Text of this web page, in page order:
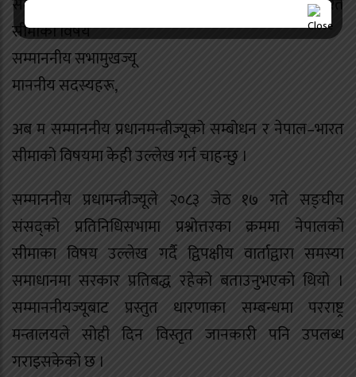
सीमाको विषय
सम्माननीय सभामुखज्यू
माननीय सदस्यहरू,
अब म सम्माननीय प्रधानमन्त्रीज्यूको सम्बोधन र नेपाल–भारत
सीमाको विषयमा केही उल्लेख गर्न चाहन्छु ।
सम्माननीय प्रधामन्त्रीज्यूले २०८३ जेठ १७ गते सङ्घीय
संसद्को प्रतिनिधिसभामा प्रश्नोत्तरका क्रममा नेपालको
सीमाका विषय उल्लेख गर्दै द्विपक्षीय वार्ताद्वारा समस्या
समाधानमा सरकार प्रतिबद्ध रहेको बताउनुभएको थियो ।
सम्माननीयज्यूबाट प्रस्तुत धारणाका सम्बन्धमा परराष्ट्र
मन्त्रालयले सोही दिन विस्तृत जानकारी पनि उपलब्ध
गराइसकेको छ ।